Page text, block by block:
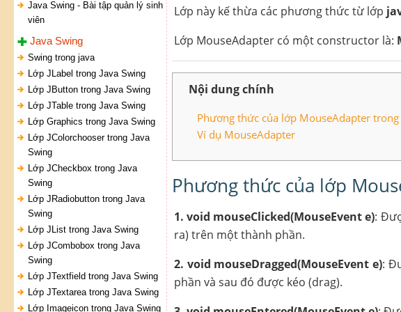
Java Swing - Bài tập quản lý sinh
viên
Java Swing
Swing trong java
Lớp JLabel trong Java Swing
Lớp JButton trong Java Swing
Lớp JTable trong Java Swing
Lớp Graphics trong Java Swing
Lớp JColorchooser trong Java
Swing
Lớp JCheckbox trong Java
Swing
Lớp JRadiobutton trong Java
Swing
Lớp JList trong Java Swing
Lớp JCombobox trong Java
Swing
Lớp JTextfield trong Java Swing
Lớp JTextarea trong Java Swing
Lớp Imageicon trong Java Swing
Lớp này kế thừa các phương thức từ lớp
Lớp MouseAdapter có một constructor là:
Nội dung chính
Phương thức của lớp MouseAdapter trong
Ví dụ MouseAdapter
Phương thức của lớp
1. void mouseClicked(MouseEvent e):
ra) trên một thành phần.
2. void mouseDragged(MouseEvent e):
phần và sau đó được kéo (drag).